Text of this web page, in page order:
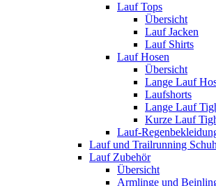
Lauf Tops
Übersicht
Lauf Jacken
Lauf Shirts
Lauf Hosen
Übersicht
Lange Lauf
Laufshorts
Lange Lauf
Kurze Lauf
Lauf-
Lauf und Trailrunning
Lauf Zubehör
Übersicht
Armlinge und